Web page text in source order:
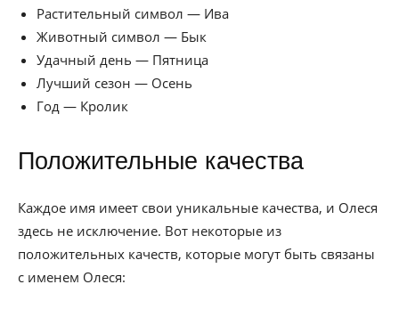
Растительный символ — Ива
Животный символ — Бык
Удачный день — Пятница
Лучший сезон — Осень
Год — Кролик
Положительные качества
Каждое имя имеет свои уникальные качества, и Олеся
здесь не исключение. Вот некоторые из
положительных качеств, которые могут быть связаны
с именем Олеся: